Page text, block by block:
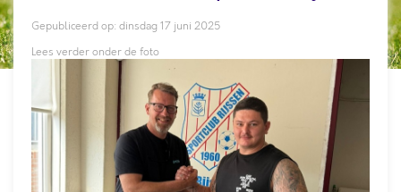
Gepubliceerd op: dinsdag 17 juni 2025
Lees verder onder de foto